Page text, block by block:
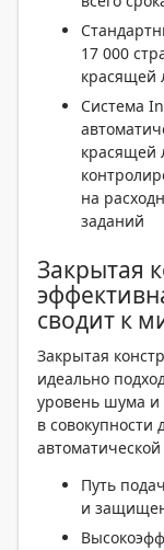
17 000
красящей
Система
красящей
на
заданий
Закрытая
сводит к
Закрытая
идеально
уровень шума и
в
Путь
и